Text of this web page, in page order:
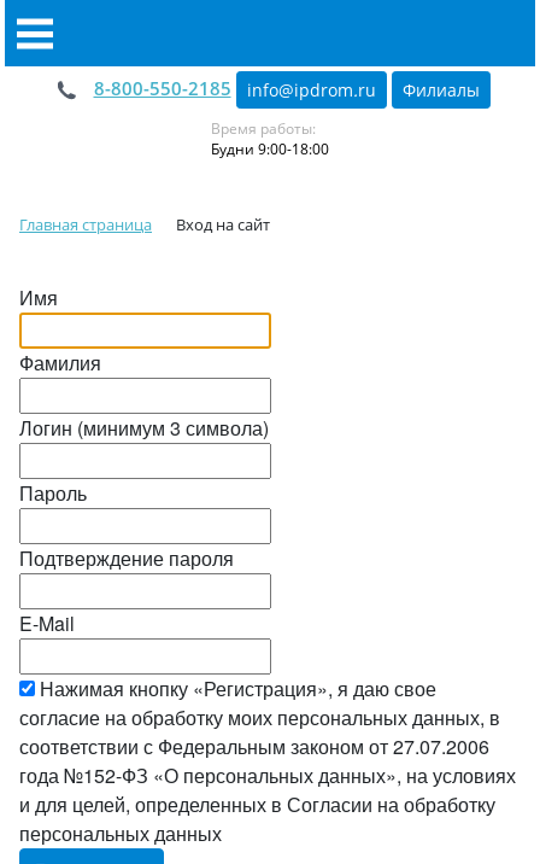
8-800-550-2185 info@ipdrom.ru Филиалы
Время работы:
Будни 9:00-18:00
Главная страница Вход на сайт
Имя
Фамилия
Логин (минимум 3 символа)
Пароль
Подтверждение пароля
E-Mail
Нажимая кнопку «Регистрация», я даю свое
согласие на обработку моих персональных данных, в
соответствии с Федеральным законом от 27.07.2006
года №152-ФЗ «О персональных данных», на условиях
и для целей, определенных в Согласии на обработку
персональных данных